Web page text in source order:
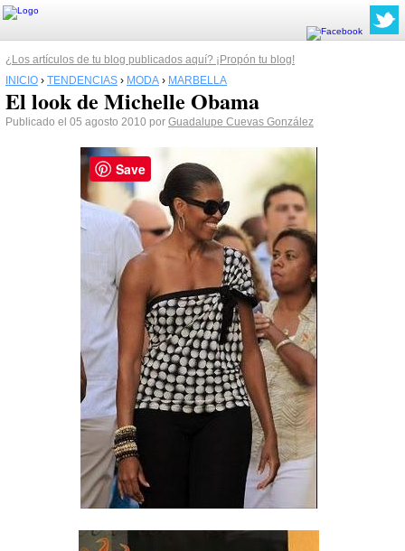
¿Los artículos de tu blog publicados aquí? ¡Propón tu blog!
INICIO › TENDENCIAS › MODA › MARBELLA
El look de Michelle Obama
Publicado el 05 agosto 2010 por Guadalupe Cuevas González
Save